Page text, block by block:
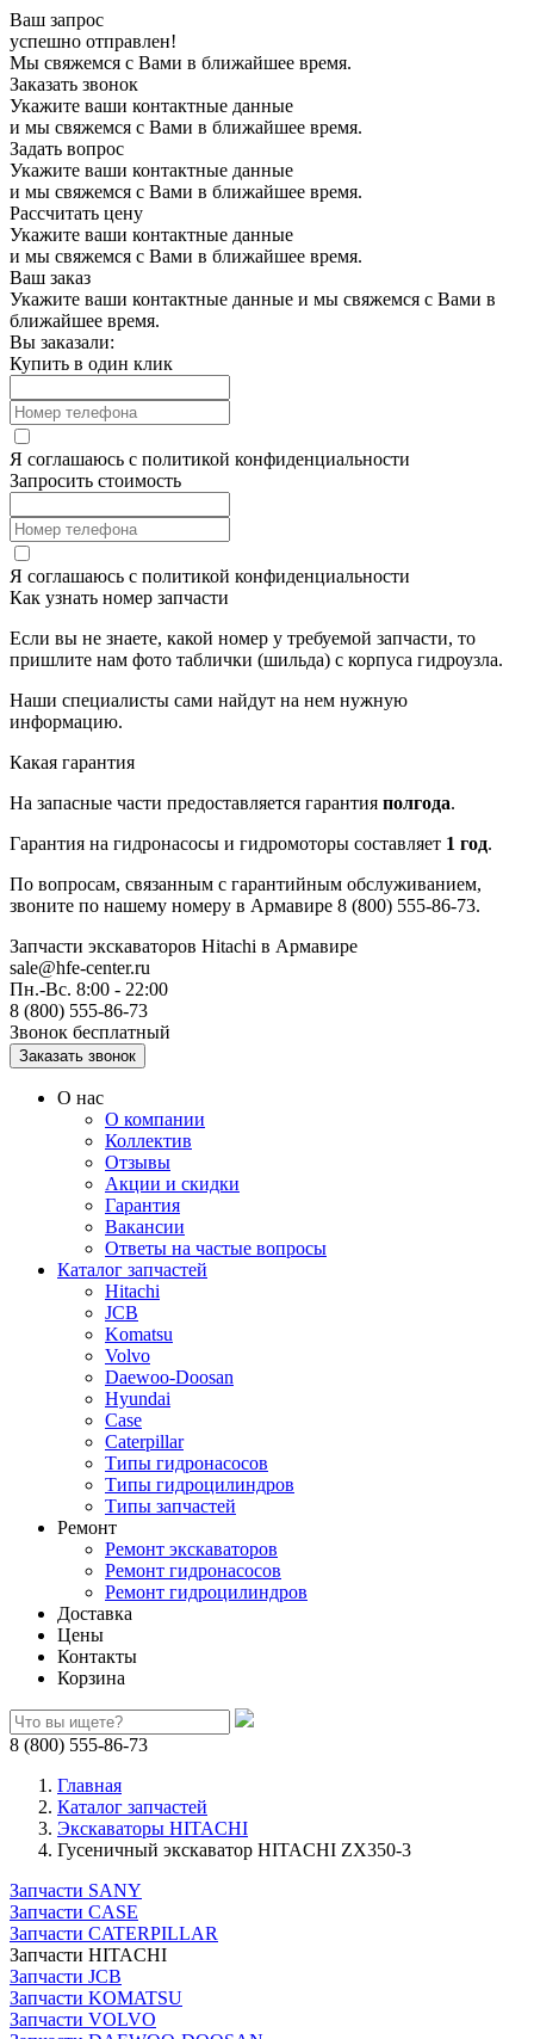
Ваш запрос
успешно отправлен!
Мы свяжемся с Вами в ближайшее время.
Заказать звонок
Укажите ваши контактные данные
и мы свяжемся с Вами в ближайшее время.
Задать вопрос
Укажите ваши контактные данные
и мы свяжемся с Вами в ближайшее время.
Рассчитать цену
Укажите ваши контактные данные
и мы свяжемся с Вами в ближайшее время.
Ваш заказ
Укажите ваши контактные данные и мы свяжемся с Вами в
ближайшее время.
Вы заказали:
Купить в один клик
Я соглашаюсь с политикой конфиденциальности
Запросить стоимость
Я соглашаюсь с политикой конфиденциальности
Как узнать номер запчасти
Если вы не знаете, какой номер у требуемой запчасти, то
пришлите нам фото таблички (шильда) с корпуса гидроузла.
Наши специалисты сами найдут на нем нужную
информацию.
Какая гарантия
На запасные части предоставляется гарантия полгода.
Гарантия на гидронасосы и гидромоторы составляет 1 год.
По вопросам, связанным с гарантийным обслуживанием,
звоните по нашему номеру в Армавире 8 (800) 555-86-73.
Запчасти экскаваторов Hitachi в Армавире
sale@hfe-center.ru
Пн.-Вс. 8:00 - 22:00
8 (800) 555-86-73
Звонок бесплатный
О нас
О компании
Коллектив
Отзывы
Акции и скидки
Гарантия
Вакансии
Ответы на частые вопросы
Каталог запчастей
Hitachi
JCB
Komatsu
Volvo
Daewoo-Doosan
Hyundai
Case
Caterpillar
Типы гидронасосов
Типы гидроцилиндров
Типы запчастей
Ремонт
Ремонт экскаваторов
Ремонт гидронасосов
Ремонт гидроцилиндров
Доставка
Цены
Контакты
Корзина
8 (800) 555-86-73
Главная
Каталог запчастей
Экскаваторы HITACHI
Гусеничный экскаватор HITACHI ZX350-3
Запчасти SANY
Запчасти CASE
Запчасти CATERPILLAR
Запчасти HITACHI
Запчасти JCB
Запчасти KOMATSU
Запчасти VOLVO